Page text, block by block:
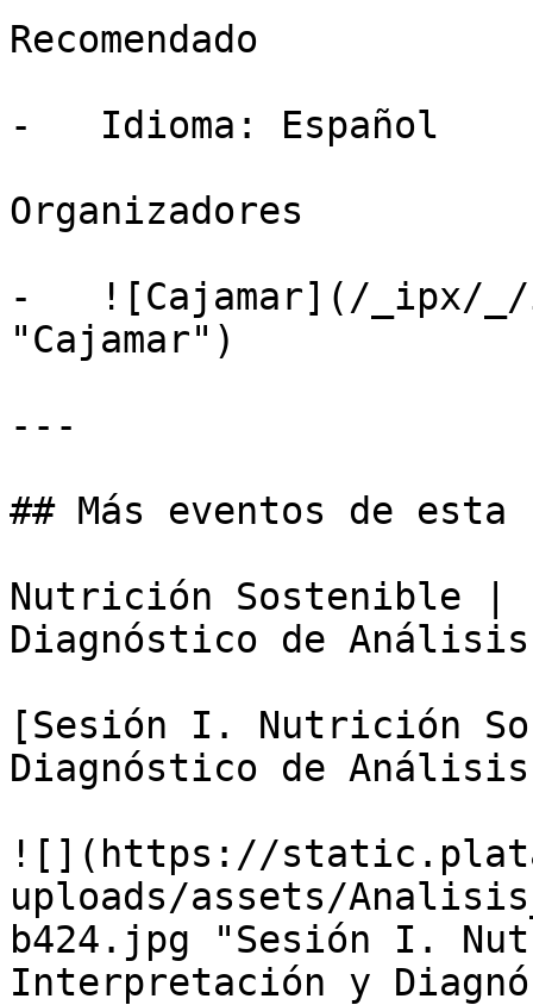
Recomendado
-   Idioma: Español
Organizadores
-   ![Cajamar](/_ipx/_/
"Cajamar")
---
## Más eventos de
Nutrición Sostenible |
Diagnóstico de
[Sesión I. Nutrición
Diagnóstico de
![](https://
uploads/assets/
b424.jpg "Sesión I.
Interpretación y